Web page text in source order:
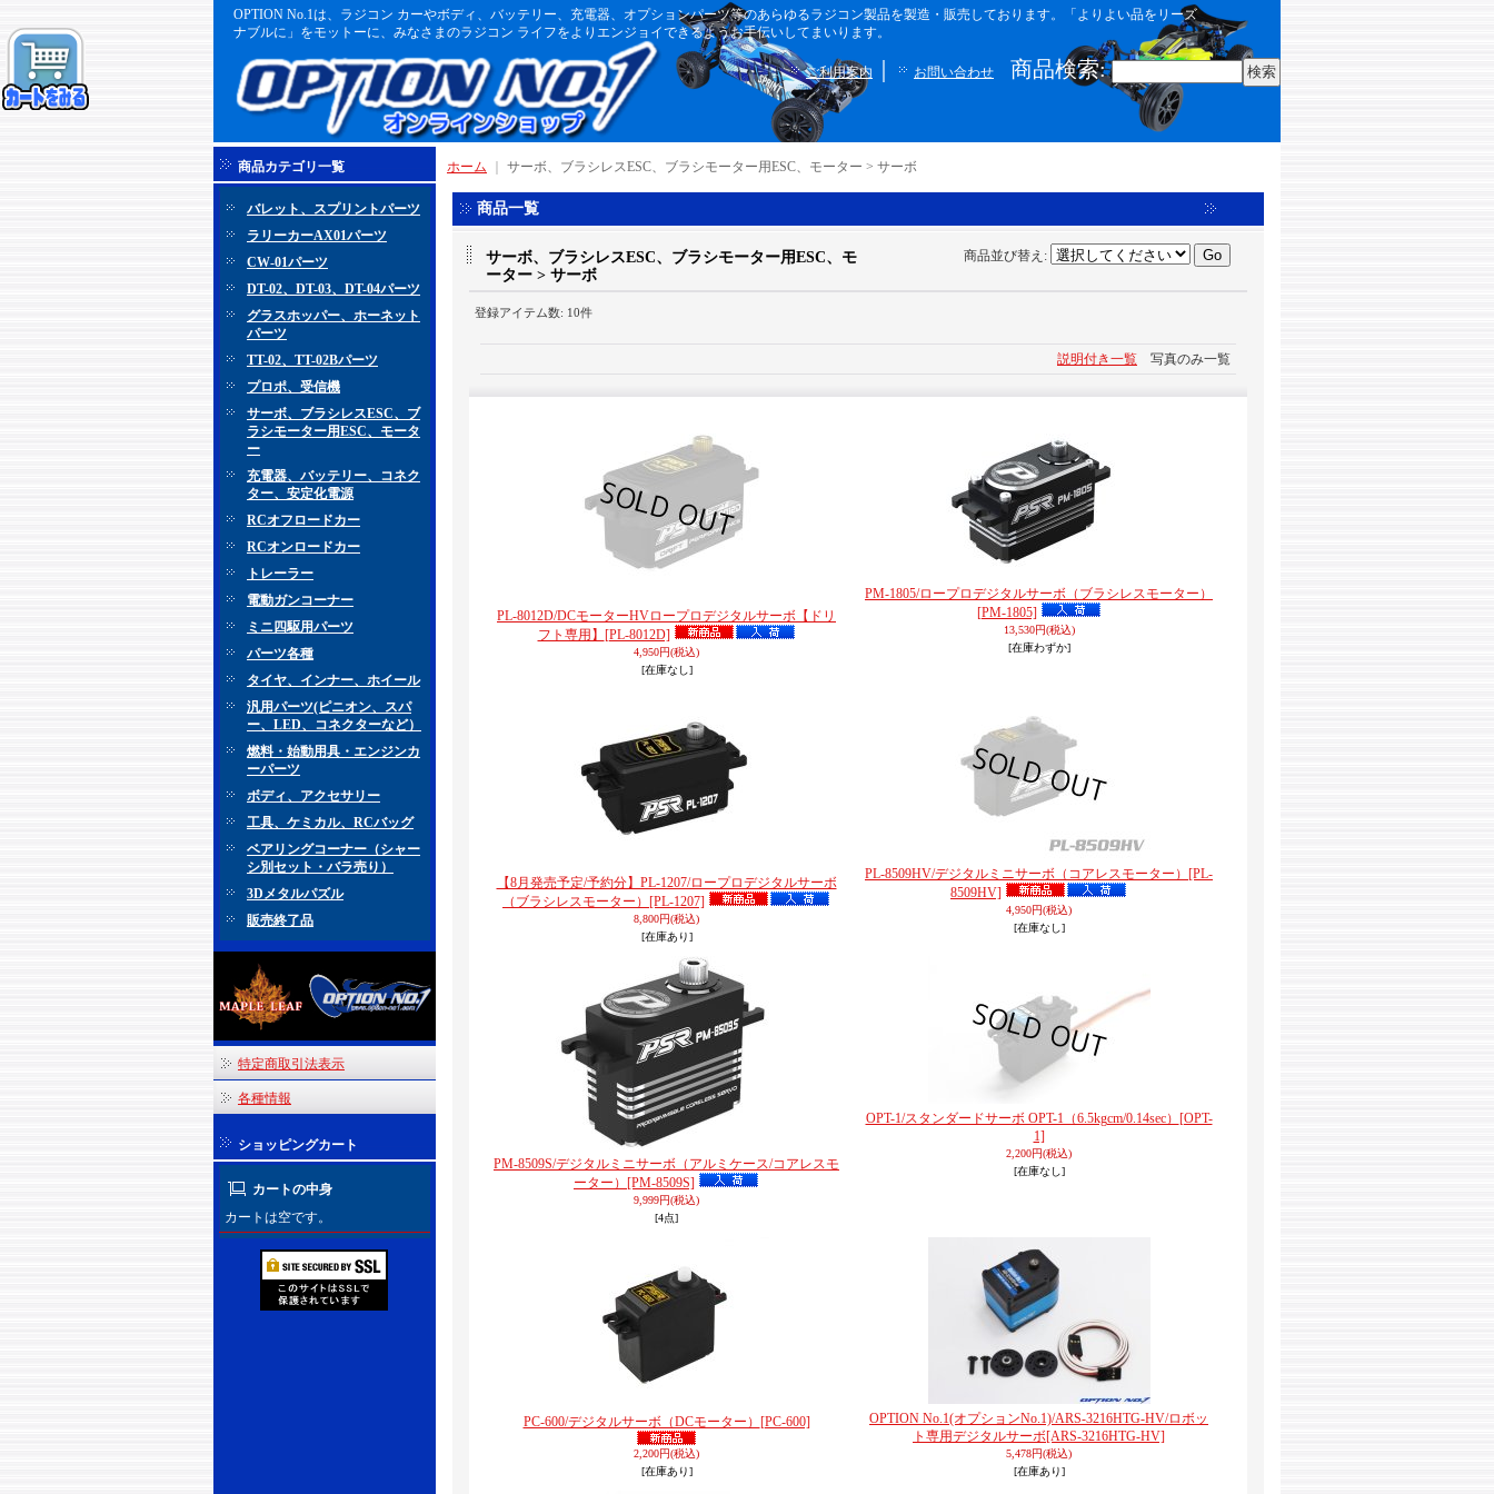
OPTION No.1は、ラジコン カーやボディ、バッテリー、充電器、オプションパーツ等のあらゆるラジコン製品を製造・販売しております。「よりよい品をリーズ
ナブルに」をモットーに、みなさまのラジコン ライフをよりエンジョイできるようお手伝いしてまいります。
ご利用案内 お問い合わせ 商品検索:
商品カテゴリ一覧
バレット、スプリントパーツ
ラリーカーAX01パーツ
CW-01パーツ
DT-02、DT-03、DT-04パーツ
グラスホッパー、ホーネット
パーツ
TT-02、TT-02Bパーツ
プロポ、受信機
サーボ、ブラシレスESC、ブ
ラシモーター用ESC、モータ
ー
充電器、バッテリー、コネク
ター、安定化電源
RCオフロードカー
RCオンロードカー
トレーラー
電動ガンコーナー
ミニ四駆用パーツ
パーツ各種
タイヤ、インナー、ホイール
汎用パーツ(ピニオン、スパ
ー、LED、コネクターなど）
燃料・始動用具・エンジンカ
ーパーツ
ボディ、アクセサリー
工具、ケミカル、RCバッグ
ベアリングコーナー（シャー
シ別セット・バラ売り）
3Dメタルパズル
販売終了品
特定商取引法表示
各種情報
ショッピングカート
カートの中身
カートは空です。
ホーム サーボ、ブラシレスESC、ブラシモーター用ESC、モーター > サーボ
商品一覧
サーボ、ブラシレスESC、ブラシモーター用ESC、モ
ーター > サーボ
商品並び替え :
登録アイテム数: 10件
説明付き一覧 写真のみ一覧
PL-8012D/DCモーターHVロープロデジタルサーボ【ドリ
フト専用】
[PL-8012D]
4,950円(税込)
[在庫なし]
PM-1805/ロープロデジタルサーボ（ブラシレスモーター）
[PM-1805]
13,530円(税込)
[在庫わずか]
【8月発売予定/予約分】PL-1207/ロープロデジタルサーボ
（ブラシレスモーター） [PL-1207]
8,800円(税込)
[在庫あり]
PL-8509HV/デジタルミニサーボ（コアレスモーター） [PL-
8509HV]
4,950円(税込)
[在庫なし]
PM-8509S/デジタルミニサーボ（アルミケース/コアレスモ
ーター） [PM-8509S]
9,999円(税込)
[4点]
OPT-1/スタンダードサーボ OPT-1（6.5kgcm/0.14sec） [OPT-
1]
2,200円(税込)
[在庫なし]
PC-600/デジタルサーボ（DCモーター） [PC-600]
2,200円(税込)
[在庫あり]
OPTION No.1(オプションNo.1)/ARS-3216HTG-HV/ロボッ
ト専用デジタルサーボ[ARS-3216HTG-HV]
5,478円(税込)
[在庫あり]